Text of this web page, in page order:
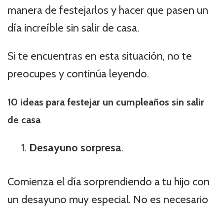
manera de festejarlos y hacer que pasen un
día increíble sin salir de casa.
Si te encuentras en esta situación, no te
preocupes y continúa leyendo.
10 ideas para festejar un cumpleaños sin salir
de casa
Desayuno sorpresa.
Comienza el día sorprendiendo a tu hijo con
un desayuno muy especial. No es necesario